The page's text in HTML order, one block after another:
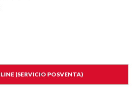
(SERVICIO POSVENTA)